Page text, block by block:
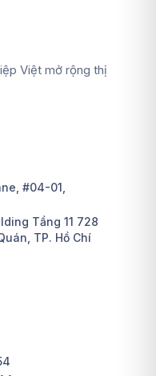
Việt mở rộng thị
#04-01,
Tầng 11 728
TP. Hồ Chí